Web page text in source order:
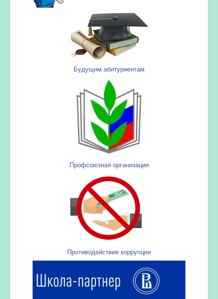
Будущим абитуриентам
Профсоюзная организация
Противодействие коррупции